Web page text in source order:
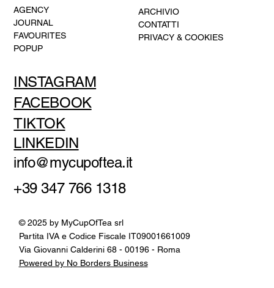
AGENCY
JOURNAL
FAVOURITES
POPUP
ARCHIVIO
CONTATTI
PRIVACY & COOKIES
INSTAGRAM
FACEBOOK
TIKTOK
LINKEDIN
info@mycupoftea.it
+39 347 766 1318
© 2025 by MyCupOfTea srl
Partita IVA e Codice Fiscale IT09001661009
Via Giovanni Calderini 68 - 00196 - Roma
Powered by No Borders Business